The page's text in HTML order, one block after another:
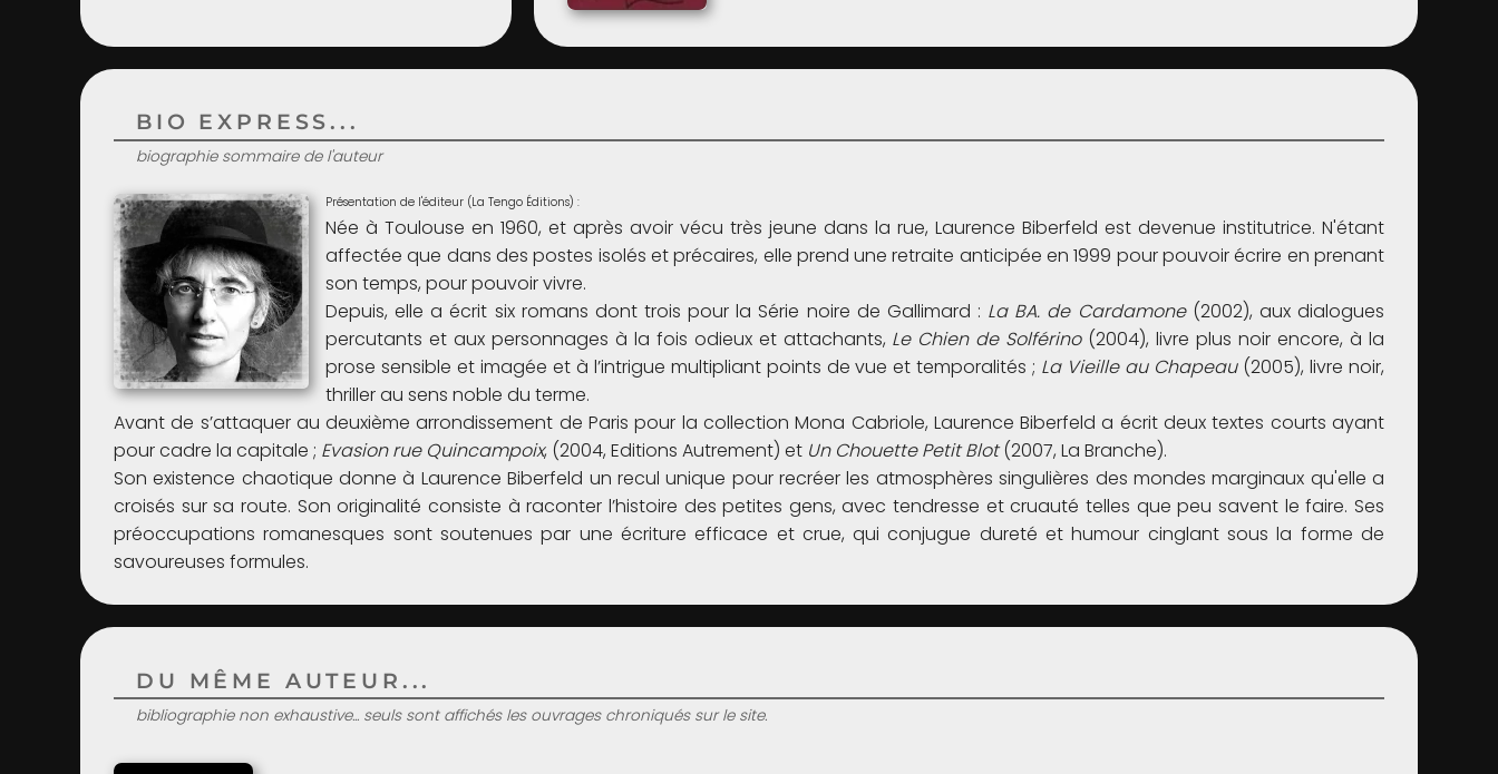
BIO EXPRESS...
biographie sommaire de l'auteur
Présentation de l'éditeur (La Tengo Éditions) :
Née à Toulouse en 1960, et après avoir vécu très jeune dans la rue, Laurence Biberfeld est devenue institutrice. N'étant
affectée que dans des postes isolés et précaires, elle prend une retraite anticipée en 1999 pour pouvoir écrire en prenant
son temps, pour pouvoir vivre.
Depuis, elle a écrit six romans dont trois pour la Série noire de Gallimard : La BA. de Cardamone(2002), aux dialogues
percutants et aux personnages à la fois odieux et attachants, Le Chien de Solférino(2004), livre plus noir encore, à la
prose sensible et imagée et à l’intrigue multipliant points de vue et temporalités ; La Vieille au Chapeau(2005), livre noir,
thriller au sens noble du terme.
Avant de s’attaquer au deuxième arrondissement de Paris pour la collection Mona Cabriole, Laurence Biberfeld a écrit deux textes courts ayant
pour cadre la capitale ; Evasion rue Quincampoix, (2004, Editions Autrement) et Un Chouette Petit Blot(2007, La Branche).
Son existence chaotique donne à Laurence Biberfeld un recul unique pour recréer les atmosphères singulières des mondes marginaux qu'elle a
croisés sur sa route. Son originalité consiste à raconter l’histoire des petites gens, avec tendresse et cruauté telles que peu savent le faire. Ses
préoccupations romanesques sont soutenues par une écriture efficace et crue, qui conjugue dureté et humour cinglant sous la forme de
savoureuses formules.
DU MÊME AUTEUR...
bibliographie non exhaustive... seuls sont affichés les ouvrages chroniqués sur le site.